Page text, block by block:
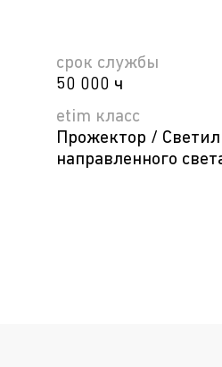
срок службы
50 000 ч
etim класс
Прожектор /
направленного